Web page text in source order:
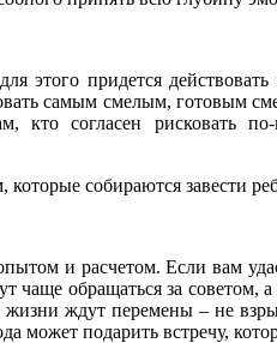
придется
самым смелым, готовым
согласен рисковать
собираются завести
и расчетом. Если вам
чаще обращаться за
ждут перемены – не
может подарить встречу,